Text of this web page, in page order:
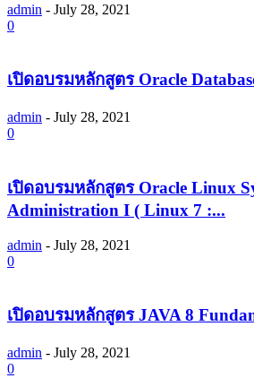
admin - July 28, 2021
0
เปิดอบรมหลักสูตร Oracle
admin - July 28, 2021
0
เปิดอบรมหลักสูตร Oracle Linux
Administration I ( Linux 7 :...
admin - July 28, 2021
0
เปิดอบรมหลักสูตร JAVA 8
admin - July 28, 2021
0